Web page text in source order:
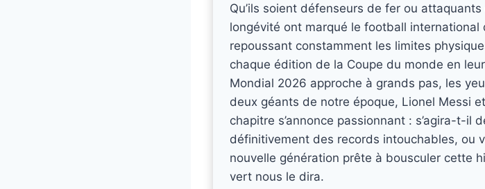
Qu’ils soient défenseurs de fer ou
longévité ont marqué le football international
repoussant constamment les limites
chaque édition de la Coupe du monde en
Mondial 2026 approche à grands pas, les
deux géants de notre époque, Lionel Messi
chapitre s’annonce passionnant : s’agira-t-il
définitivement des records intouchables, ou
nouvelle génération prête à bousculer cette
vert nous le dira.